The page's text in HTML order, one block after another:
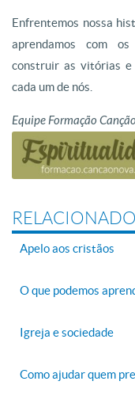
Enfrentemos nossa
aprendamos com
construir as vitórias
cada um de nós.
Equipe Formação
Apelo aos cristãos
O que podemos
Igreja e sociedade
Como ajudar quem